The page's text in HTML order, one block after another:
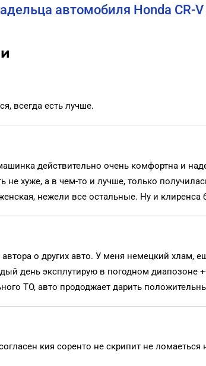
автомобиля Honda CR-
всегда есть лучше.
действительно очень комфортна и
не хуже, а в чем-то и лучше, только
нежели все остальные. Ну и клиренса
о других авто. У меня немецкий хлам,
день эксплутирую в погодном диапозоне
ТО, авто прододжает дарить
кия соренто не скрипит не ломаеться